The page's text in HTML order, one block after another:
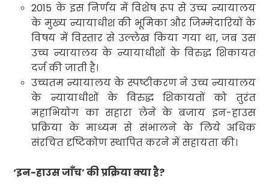
2015 के इस निर्णय में विशेष रूप से उच्च न्यायालय
के मुख्य न्यायाधीश की भूमिका और जिम्मेदारियों के
विषय में विस्तार से उल्लेख किया गया था, जब उस
उच्च न्यायालय के न्यायाधीशों के विरुद्ध शिकायत
दर्ज की जाती है।
उच्चतम न्यायालय के स्पष्टीकरण ने उच्च न्यायालय
के न्यायाधीशों के विरुद्ध शिकायतों को तुरंत
महाभियोग का सहारा लेने के बजाय इन-हाउस
प्रक्रिया के माध्यम से संभालने के लिये अधिक
संरचित दृष्टिकोण स्थापित करने में सहायता की।
‘इन-हाउस जाँच’ की प्रक्रिया क्या है?